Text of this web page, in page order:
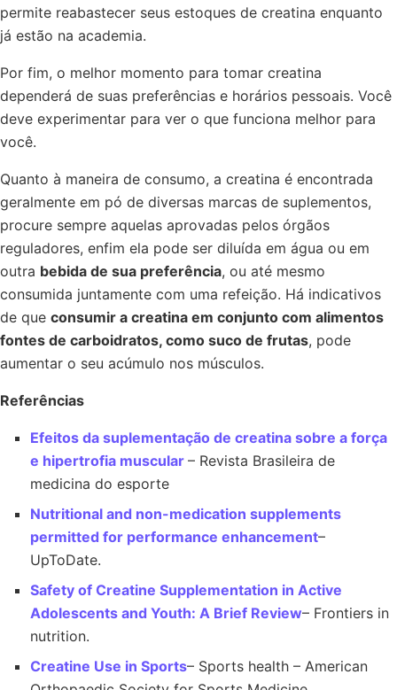
permite reabastecer seus estoques de creatina enquanto
já estão na academia.
Por fim, o melhor momento para tomar creatina
dependerá de suas preferências e horários pessoais. Você
deve experimentar para ver o que funciona melhor para
você.
Quanto à maneira de consumo, a creatina é encontrada
geralmente em pó de diversas marcas de suplementos,
procure sempre aquelas aprovadas pelos órgãos
reguladores, enfim ela pode ser diluída em água ou em
outra bebida de sua preferência, ou até mesmo
consumida juntamente com uma refeição. Há indicativos
de que consumir a creatina em conjunto com alimentos
fontes de carboidratos, como suco de frutas, pode
aumentar o seu acúmulo nos músculos.
Referências
Efeitos da suplementação de creatina sobre a força
e hipertrofia muscular – Revista Brasileira de
medicina do esporte
Nutritional and non-medication supplements
permitted for performance enhancement–
UpToDate.
Safety of Creatine Supplementation in Active
Adolescents and Youth: A Brief Review– Frontiers in
nutrition.
Creatine Use in Sports– Sports health – American